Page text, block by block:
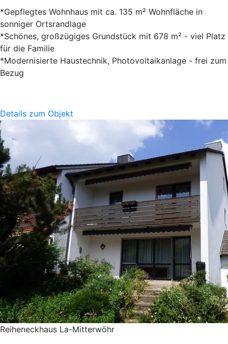
*Gepflegtes Wohnhaus mit ca. 135 m² Wohnfläche in
sonniger Ortsrandlage
*Schönes, großzügiges Grundstück mit 678 m² - viel Platz
für die Familie
*Modernisierte Haustechnik, Photovoltaikanlage - frei zum
Bezug
Details zum Objekt
Reiheneckhaus La-Mitterwöhr